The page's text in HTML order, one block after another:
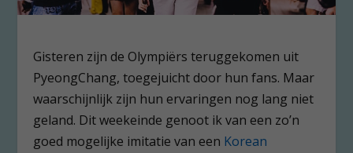
Gisteren zijn de Olympiërs teruggekomen uit
PyeongChang, toegejuicht door hun fans. Maar
waarschijnlijk zijn hun ervaringen nog lang niet
geland. Dit weekeinde genoot ik van een zo’n
goed mogelijke imitatie van een Korean